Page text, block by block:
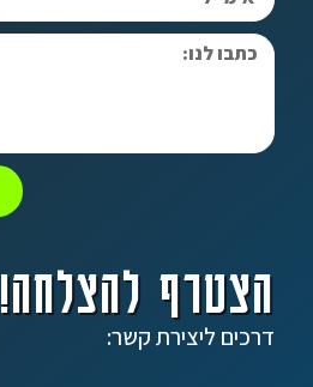
הצטרף להצלחה!
דרכים ליצירת קשר: